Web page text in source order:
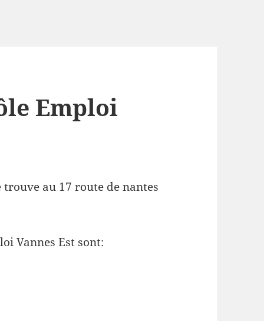
Emploi
trouve au 17 route de nantes
Vannes Est sont: